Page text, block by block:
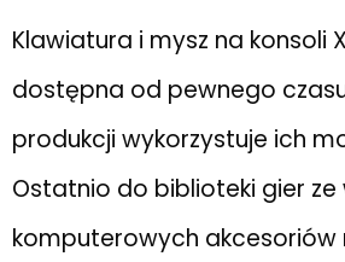
Klawiatura i mysz na konsoli
dostępna od pewnego
produkcji wykorzystuje ich
Ostatnio do biblioteki gier
komputerowych akcesoriów